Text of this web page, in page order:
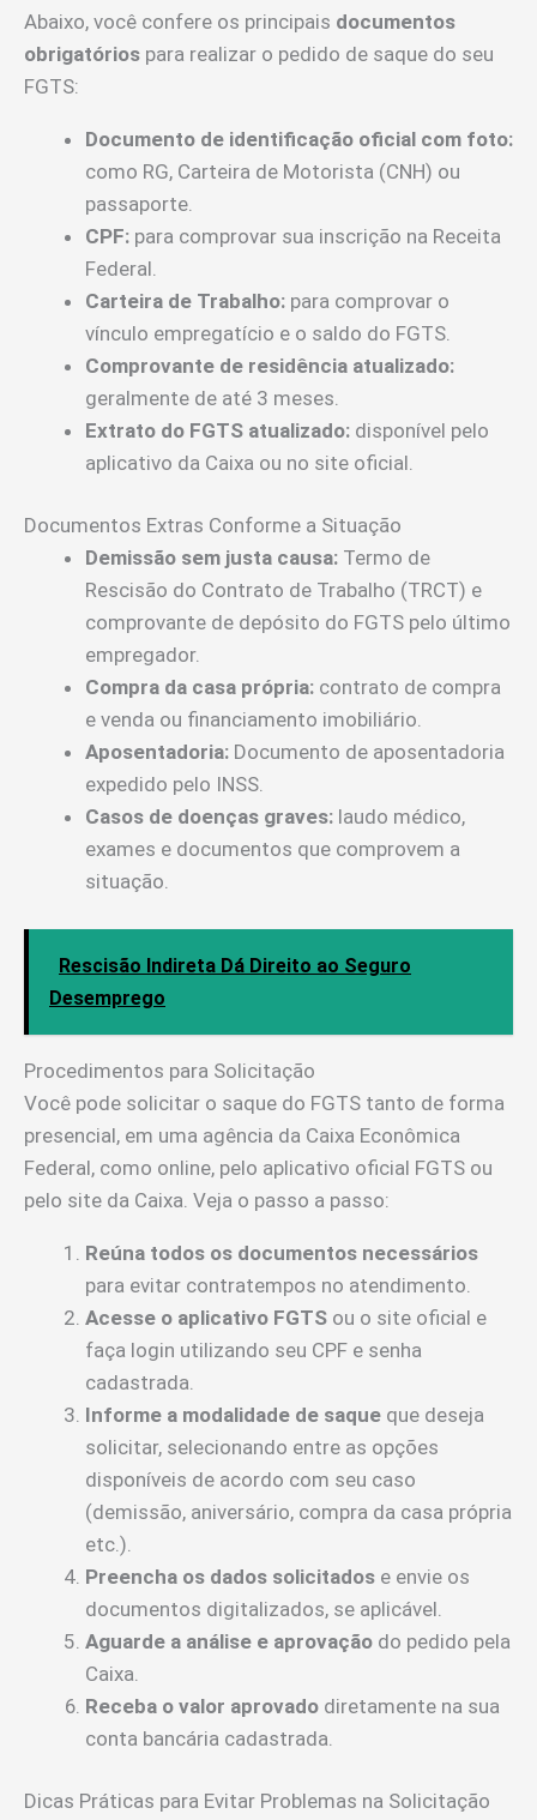
Abaixo, você confere os principais documentos
obrigatórios para realizar o pedido de saque do seu
FGTS:
Documento de identificação oficial com foto:
como RG, Carteira de Motorista (CNH) ou
passaporte.
CPF: para comprovar sua inscrição na Receita
Federal.
Carteira de Trabalho: para comprovar o
vínculo empregatício e o saldo do FGTS.
Comprovante de residência atualizado:
geralmente de até 3 meses.
Extrato do FGTS atualizado: disponível pelo
aplicativo da Caixa ou no site oficial.
Documentos Extras Conforme a Situação
Demissão sem justa causa: Termo de
Rescisão do Contrato de Trabalho (TRCT) e
comprovante de depósito do FGTS pelo último
empregador.
Compra da casa própria: contrato de compra
e venda ou financiamento imobiliário.
Aposentadoria: Documento de aposentadoria
expedido pelo INSS.
Casos de doenças graves: laudo médico,
exames e documentos que comprovem a
situação.
Rescisão Indireta Dá Direito ao Seguro
Desemprego
Procedimentos para Solicitação
Você pode solicitar o saque do FGTS tanto de forma
presencial, em uma agência da Caixa Econômica
Federal, como online, pelo aplicativo oficial FGTS ou
pelo site da Caixa. Veja o passo a passo:
Reúna todos os documentos necessários
para evitar contratempos no atendimento.
Acesse o aplicativo FGTS ou o site oficial e
faça login utilizando seu CPF e senha
cadastrada.
Informe a modalidade de saque que deseja
solicitar, selecionando entre as opções
disponíveis de acordo com seu caso
(demissão, aniversário, compra da casa própria
etc.).
Preencha os dados solicitados e envie os
documentos digitalizados, se aplicável.
Aguarde a análise e aprovação do pedido pela
Caixa.
Receba o valor aprovado diretamente na sua
conta bancária cadastrada.
Dicas Práticas para Evitar Problemas na Solicitação